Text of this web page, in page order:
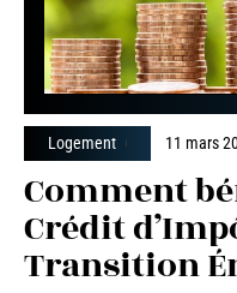
Logement 11 mars
Comment
Crédit
Transition